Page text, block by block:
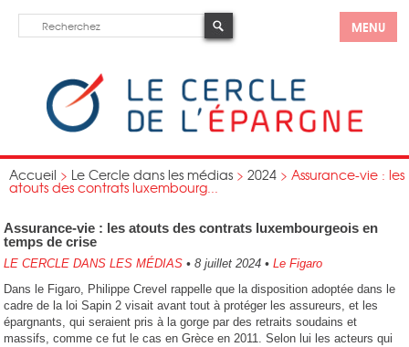
MENU
Accueil > Le Cercle dans les médias > 2024 > Assurance-vie : les
atouts des contrats luxembourg...
Assurance-vie : les atouts des contrats luxembourgeois en
temps de crise
LE CERCLE DANS LES MÉDIAS • 8 juillet 2024• Le Figaro
Dans le Figaro, Philippe Crevel rappelle que la disposition adoptée dans le
cadre de la loi Sapin 2 visait avant tout à protéger les assureurs, et les
épargnants, qui seraient pris à la gorge par des retraits soudains et
massifs, comme ce fut le cas en Grèce en 2011. Selon lui les acteurs qui